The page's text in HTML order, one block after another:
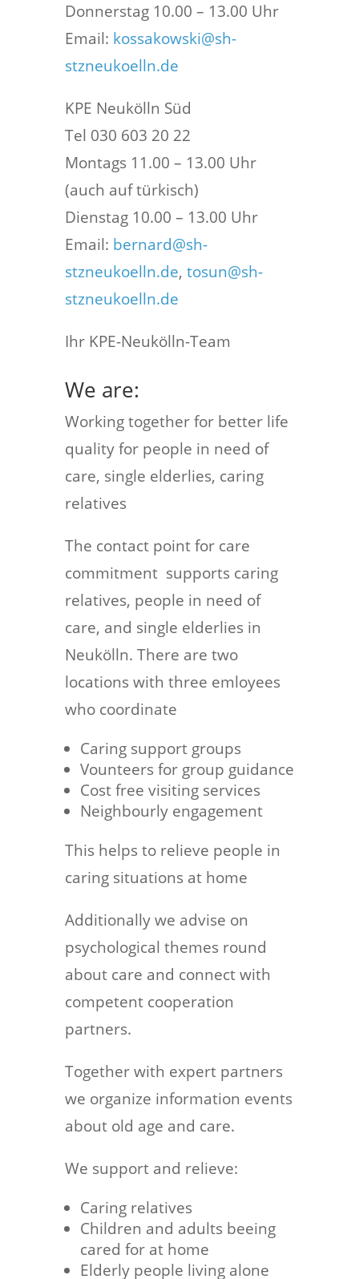
Donnerstag 10.00 – 13.00 Uhr
Email: kossakowski@sh-
stzneukoelln.de
KPE Neukölln Süd
Tel 030 603 20 22
Montags 11.00 – 13.00 Uhr
(auch auf türkisch)
Dienstag 10.00 – 13.00 Uhr
Email: bernard@sh-
stzneukoelln.de, tosun@sh-
stzneukoelln.de
Ihr KPE-Neukölln-Team
We are:
Working together for better life
quality for people in need of
care, single elderlies, caring
relatives
The contact point for care
commitment supports caring
relatives, people in need of
care, and single elderlies in
Neukölln. There are two
locations with three emloyees
who coordinate
Caring support groups
Vounteers for group guidance
Cost free visiting services
Neighbourly engagement
This helps to relieve people in
caring situations at home
Additionally we advise on
psychological themes round
about care and connect with
competent cooperation
partners.
Together with expert partners
we organize information events
about old age and care.
We support and relieve:
Caring relatives
Children and adults beeing
cared for at home
Elderly people living alone